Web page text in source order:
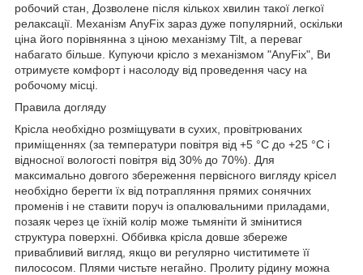
робочий стан, Дозволене після кількох хвилин такої легкої
релаксації. Механізм AnyFix зараз дуже популярний, оскільки
ціна його порівнянна з ціною механізму Tilt, а переваг
набагато більше. Купуючи крісло з механізмом "AnyFix", Ви
отримуєте комфорт і насолоду від проведення часу на
робочому місці.
Правила догляду
Крісла необхідно розміщувати в сухих, провітрюваних
приміщеннях (за температури повітря від +5 °C до +25 °C і
відносної вологості повітря від 30% до 70%). Для
максимально довгого збереження первісного вигляду крісел
необхідно берегти їх від потрапляння прямих сонячних
променів і не ставити поруч із опалювальними приладами,
позаяк через це їхній колір може тьмяніти й змінитися
структура поверхні. Оббивка крісла довше збереже
привабливий вигляд, якщо ви регулярно чиститимете її
пилососом. Плями чистьте негайно. Пролиту рідину можна